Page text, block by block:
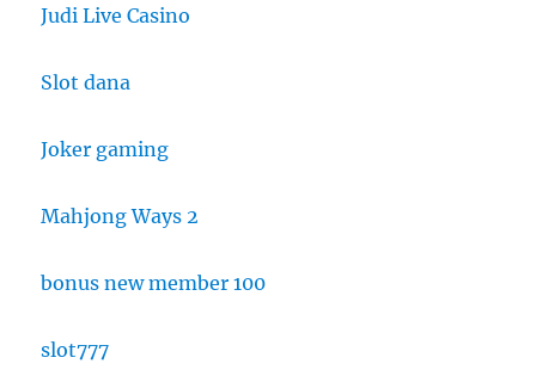
Judi Live Casino
Slot dana
Joker gaming
Mahjong Ways 2
bonus new member 100
slot777